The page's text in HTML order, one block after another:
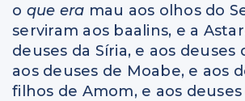
o que era mau aos olhos do
serviram aos baalins, e a
deuses da Síria, e aos deuses
aos deuses de Moabe, e aos
filhos de Amom, e aos